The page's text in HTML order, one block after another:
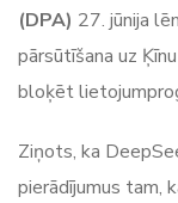
(DPA) 27. jūnija
pārsūtīšana uz
bloķēt
Ziņots, ka
pierādījumus tam,